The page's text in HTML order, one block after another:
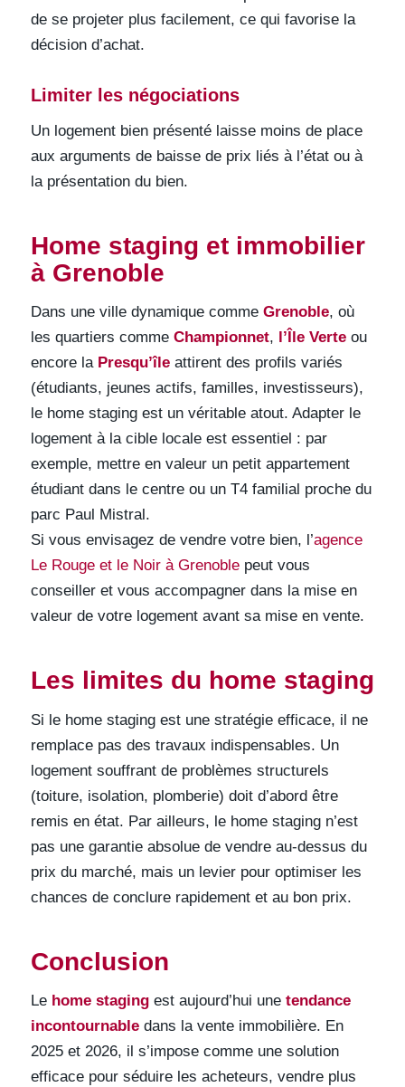
de se projeter plus facilement, ce qui favorise la
décision d’achat.
Limiter les négociations
Un logement bien présenté laisse moins de place
aux arguments de baisse de prix liés à l’état ou à
la présentation du bien.
Home staging et immobilier
à Grenoble
Dans une ville dynamique comme Grenoble, où
les quartiers comme Championnet, l’Île Verteou
encore la Presqu’îleattirent des profils variés
(étudiants, jeunes actifs, familles, investisseurs),
le home staging est un véritable atout. Adapter le
logement à la cible locale est essentiel : par
exemple, mettre en valeur un petit appartement
étudiant dans le centre ou un T4 familial proche du
parc Paul Mistral.
Si vous envisagez de vendre votre bien, l’agence
Le Rouge et le Noir à Grenoblepeut vous
conseiller et vous accompagner dans la mise en
valeur de votre logement avant sa mise en vente.
Les limites du home staging
Si le home staging est une stratégie efficace, il ne
remplace pas des travaux indispensables. Un
logement souffrant de problèmes structurels
(toiture, isolation, plomberie) doit d’abord être
remis en état. Par ailleurs, le home staging n’est
pas une garantie absolue de vendre au-dessus du
prix du marché, mais un levier pour optimiser les
chances de conclure rapidement et au bon prix.
Conclusion
Le home stagingest aujourd’hui une tendance
incontournabledans la vente immobilière. En
2025 et 2026, il s’impose comme une solution
efficace pour séduire les acheteurs, vendre plus